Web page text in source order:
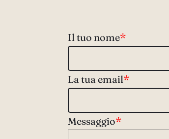
Il tuo nome*
La tua email*
Messaggio*